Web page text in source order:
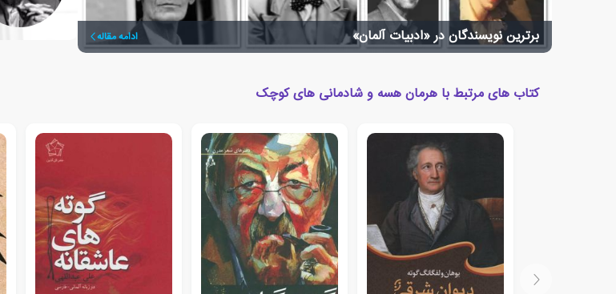
برترین نویسندگان در «ادبیات آلمان» ادامه مقاله
کتاب های مرتبط با هرمان هسه و شادمانی های کوچک